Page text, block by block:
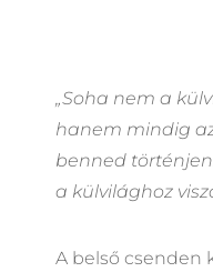
„Soha nem a
hanem mindig
benned
a külvilághoz
A belső csenden